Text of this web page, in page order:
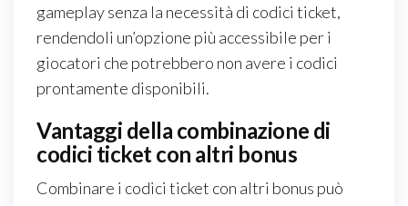
gameplay senza la necessità di codici ticket,
rendendoli un’opzione più accessibile per i
giocatori che potrebbero non avere i codici
prontamente disponibili.
Vantaggi della combinazione di
codici ticket con altri bonus
Combinare i codici ticket con altri bonus può